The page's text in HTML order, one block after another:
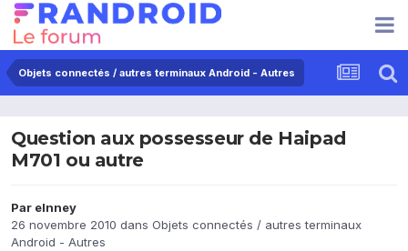
Objets connectés / autres terminaux Android - Autres
Question aux possesseur de Haipad
M701 ou autre
Par elnney
26 novembre 2010 dans Objets connectés / autres terminaux
Android - Autres